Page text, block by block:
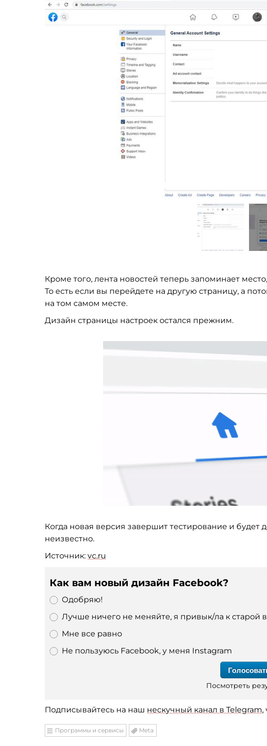
Кроме того, лента новостей теперь запоминает
То есть если вы перейдете на другую страницу, а
на том самом месте.
Дизайн страницы настроек остался прежним.
Когда новая версия завершит тестирование и будет
неизвестно.
Источник: vc.ru
Как вам новый дизайн Facebook?
Одобряю!
Лучше ничего не меняйте, я привык/ла к старой
Мне все равно
Не пользуюсь Facebook, у меня Instagram
Посмотреть
Подписывайтесь на наш нескучный канал в Telegram,
Программы и сервисы Meta